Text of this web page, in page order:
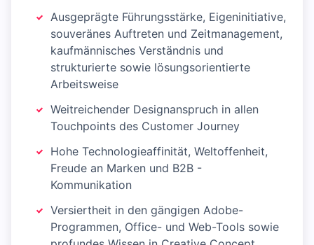
Ausgeprägte Führungsstärke, Eigeninitiative,
souveränes Auftreten und Zeitmanagement,
kaufmännisches Verständnis und
strukturierte sowie lösungsorientierte
Arbeitsweise
Weitreichender Designanspruch in allen
Touchpoints des Customer Journey
Hohe Technologieaffinität, Weltoffenheit,
Freude an Marken und B2B -
Kommunikation
Versiertheit in den gängigen Adobe-
Programmen, Office- und Web-Tools sowie